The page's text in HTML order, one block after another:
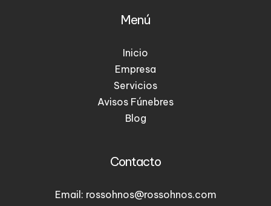
Menú
Inicio
Empresa
Servicios
Avisos Fúnebres
Blog
Contacto
Email: rossohnos@rossohnos.com